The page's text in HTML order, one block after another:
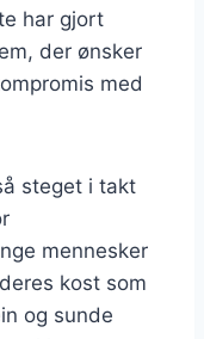
har gjort
der ønsker
med
steget i takt
mennesker
kost som
og sunde